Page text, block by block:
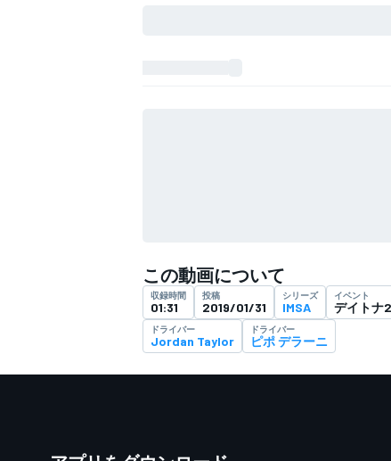
この動画について
収録時間
01:31
投稿
2019/01/31
シリーズ
IMSA
イベント
デイトナ
ドライバー
Jordan Taylor
ドライバー
ピポ デラーニ